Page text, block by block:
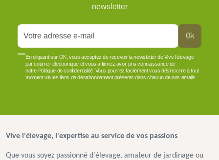
newsletter
Ok
En cliquant sur OK, vous acceptez de recevoir la newsletter de Vive l'élevage
par courrier électronique et vous affirmez avoir pris connaissance de
notre Politique de confidentialité. Vous pourrez facilement vous désinscrire à tout
moment via les liens de désabonnement présents dans chacun de nos emails.
Vive l'élevage, l'expertise au service de vos passions
Que vous soyez passionné d'élevage, amateur de jardinage ou